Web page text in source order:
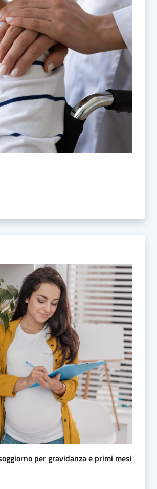
per gravidanza e primi mesi